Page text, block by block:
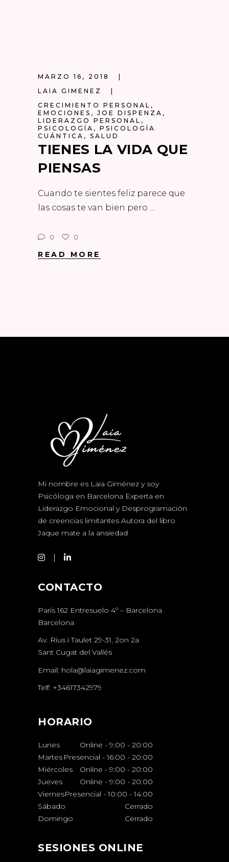
MARZO 16, 2018
LAIA GIMENEZ
CRECIMIENTO PERSONAL ,
EMOCIONES , JOE DISPENZA ,
LIDERAZGO PERSONAL ,
PSICOLOGÍA , PSICOLOGÍA
CUÁNTICA , SALUD
TIENES LA VIDA QUE
PIENSAS
Cuando te sientes feliz parece que
las cosas te van bien pero
0 0
READ MORE
Mi nombre es Laia Giménez y soy
Psicóloga en Barcelona Experta en
Liderazgo Emocional y Desprogramación
de creencias limitantes Autora del libro
Jaque mate a la ansiedad
CONTACTO
París 162 Entresuelo 4º – Barcelona
Barcelona
Av. Rius i Taulet 29-31, 2on 2a
Sant Cugat del Vallés
Email: hola@laiagimenez.com
Telf: +34617342979
HORARIO
Lunes Online - 9:00 - 20:00
Martes Presencial - 16:00 - 20:00
Miércoles
Online - 9:00 - 20:00
Jueves
Online - 9:00 - 20:00
ViernesPresencial - 10:00 - 14:00
Sábado
Cerrado
Domingo
Cerrado
SESIONES ONLINE